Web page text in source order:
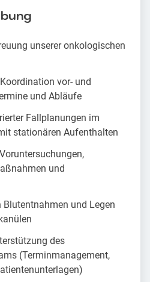
unserer onkologischen
vor- und
und Abläufe
Fallplanungen im
stationären Aufenthalten
und
und Legen
des
(Terminmanagement,